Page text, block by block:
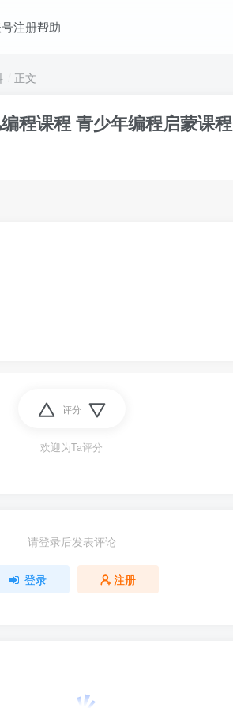
注册帮助
正文
程课程 青少年编程启蒙课程
评分
欢迎为Ta评分
请登录后发表评论
登录 注册